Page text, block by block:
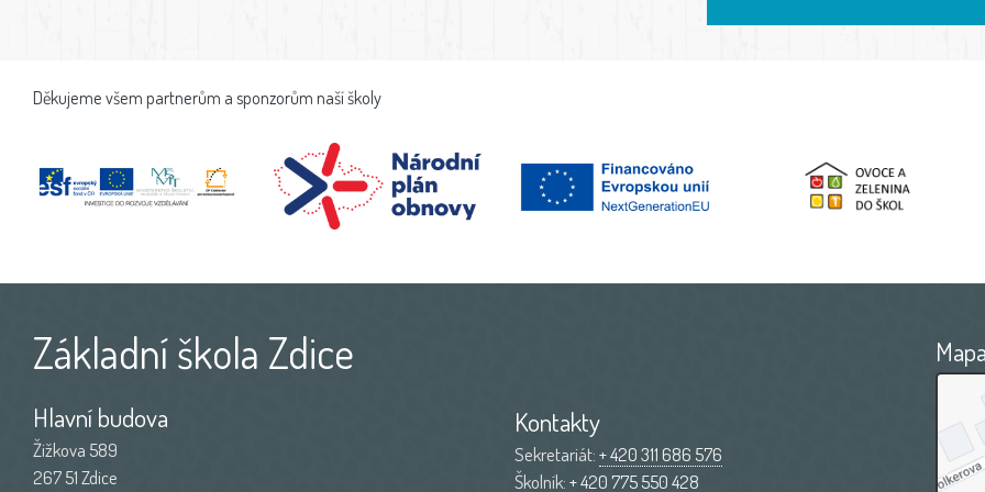
Děkujeme všem partnerům a sponzorům naší školy
Základní škola Zdice
Hlavní budova
Žižkova 589
267 51 Zdice
Kontakty
Sekretariát:+ 420 311 686 576
Školník:+ 420 775 550 428